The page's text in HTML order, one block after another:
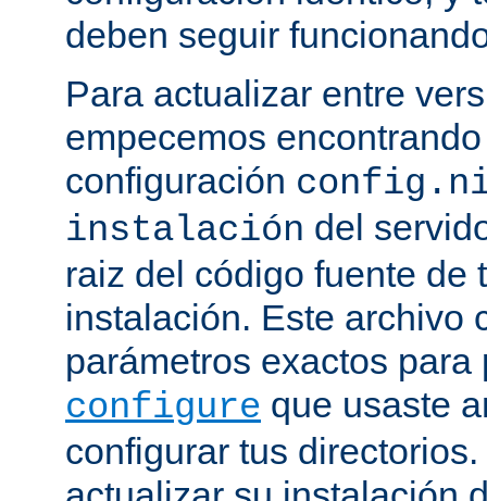
deben seguir
Para actualizar entre
empecemos
configuración
instalación del
raiz del código fuente de
instalación. Este archivo
parámetros exactos para
configure que usaste
configurar tus